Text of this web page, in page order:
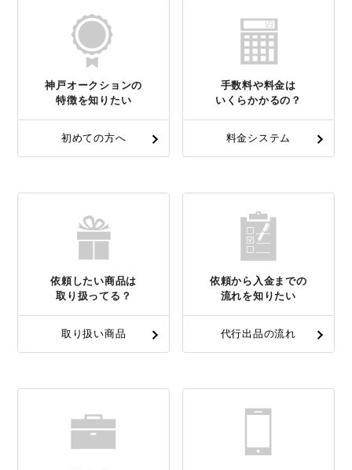
神戸オークションの
特徴を知りたい
初めての方へ
手数料や料金は
いくらかかるの？
料金システム
依頼したい商品は
取り扱ってる？
取り扱い商品
依頼から入金までの
流れを知りたい
代行出品の流れ